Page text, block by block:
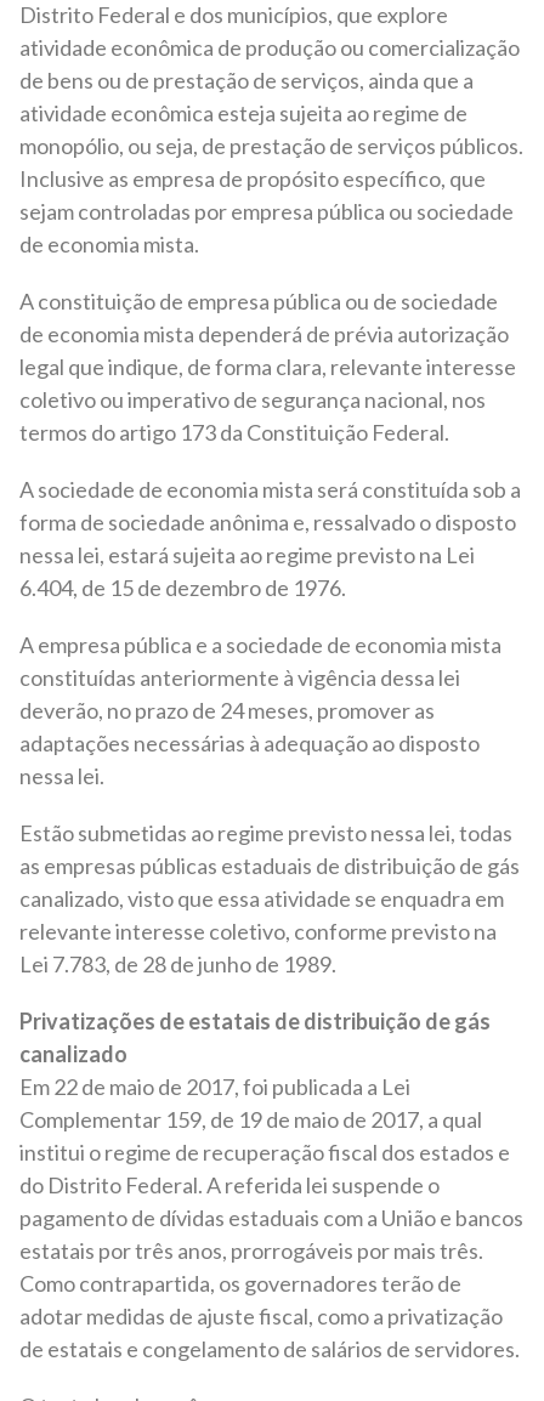
Distrito Federal e dos municípios, que explore
atividade econômica de produção ou comercialização
de bens ou de prestação de serviços, ainda que a
atividade econômica esteja sujeita ao regime de
monopólio, ou seja, de prestação de serviços públicos.
Inclusive as empresa de propósito específico, que
sejam controladas por empresa pública ou sociedade
de economia mista.
A constituição de empresa pública ou de sociedade
de economia mista dependerá de prévia autorização
legal que indique, de forma clara, relevante interesse
coletivo ou imperativo de segurança nacional, nos
termos do artigo 173 da Constituição Federal.
A sociedade de economia mista será constituída sob a
forma de sociedade anônima e, ressalvado o disposto
nessa lei, estará sujeita ao regime previsto na Lei
6.404, de 15 de dezembro de 1976.
A empresa pública e a sociedade de economia mista
constituídas anteriormente à vigência dessa lei
deverão, no prazo de 24 meses, promover as
adaptações necessárias à adequação ao disposto
nessa lei.
Estão submetidas ao regime previsto nessa lei, todas
as empresas públicas estaduais de distribuição de gás
canalizado, visto que essa atividade se enquadra em
relevante interesse coletivo, conforme previsto na
Lei 7.783, de 28 de junho de 1989.
Privatizações de estatais de distribuição de gás
canalizado
Em 22 de maio de 2017, foi publicada a Lei
Complementar 159, de 19 de maio de 2017, a qual
institui o regime de recuperação fiscal dos estados e
do Distrito Federal. A referida lei suspende o
pagamento de dívidas estaduais com a União e bancos
estatais por três anos, prorrogáveis por mais três.
Como contrapartida, os governadores terão de
adotar medidas de ajuste fiscal, como a privatização
de estatais e congelamento de salários de servidores.